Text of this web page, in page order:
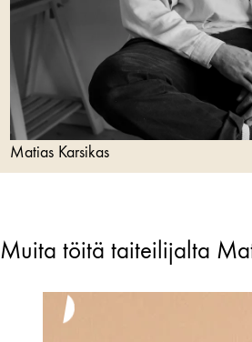
Matias Karsikas
Muita töitä taiteilijalta